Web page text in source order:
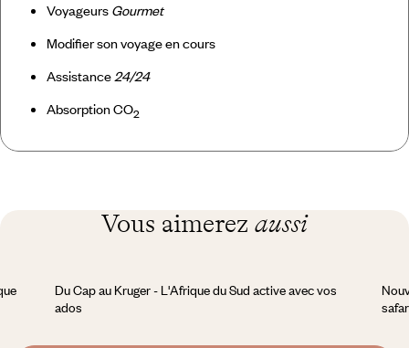
Voyageurs Gourmet
Modifier son voyage en cours
Assistance24/24
Absorption CO2
Vous aimerez aussi
Du Cap au Kruger - L'Afrique du Sud active avec vos
ados